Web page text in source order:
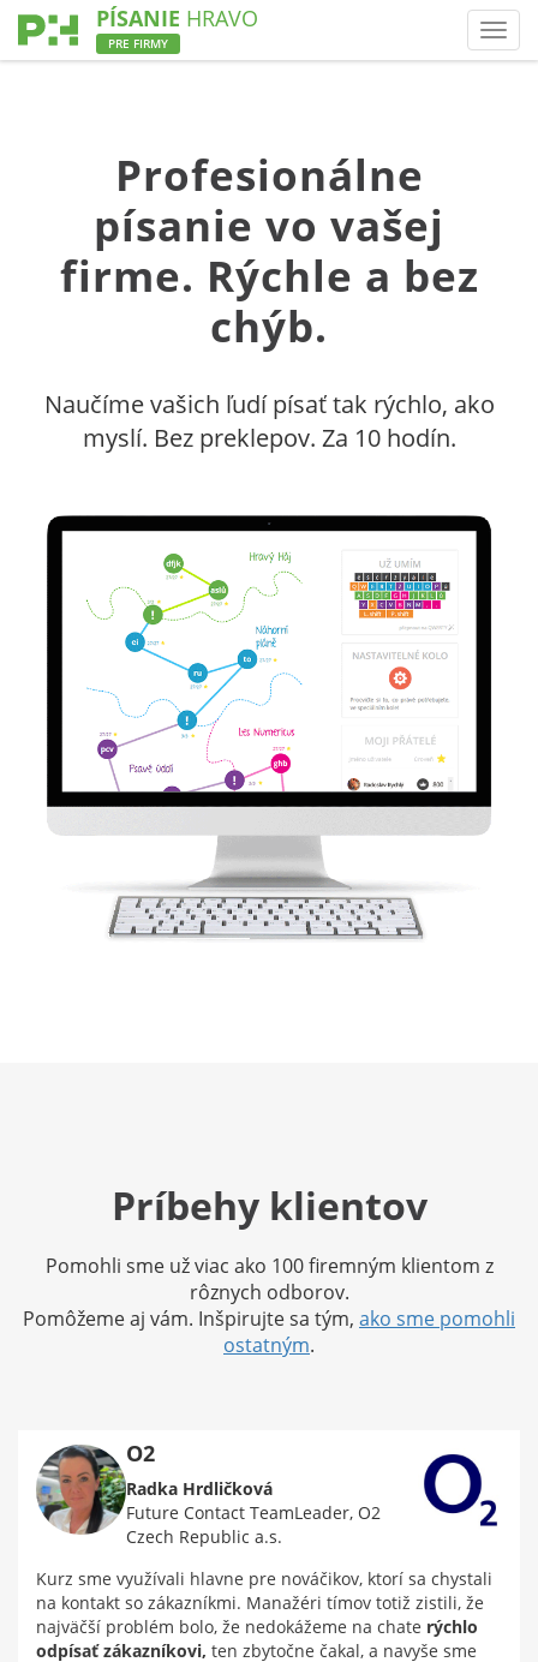
PÍSANIE HRAVO
PRE FIRMY
Profesionálne
písanie vo vašej
firme. Rýchle a bez
chýb.
Naučíme vašich ľudí písať tak rýchlo, ako
myslí. Bez preklepov. Za 10 hodín.
Príbehy klientov
Pomohli sme už viac ako 100 firemným klientom z
rôznych odborov.
Pomôžeme aj vám. Inšpirujte sa tým, ako sme pomohli
ostatným.
O2
Radka Hrdličková
Future Contact TeamLeader, O2
Czech Republic a.s.
Kurz sme využívali hlavne pre nováčikov, ktorí sa chystali
na kontakt so zákazníkmi. Manažéri tímov totiž zistili, že
najväčší problém bolo, že nedokážeme na chate rýchlo
odpísať zákazníkovi, ten zbytočne čakal, a navyše sme